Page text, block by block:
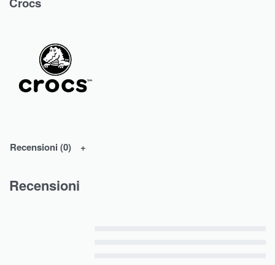
Recensioni (0)
Recensioni